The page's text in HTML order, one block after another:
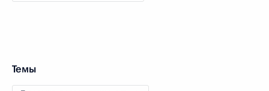
Темы